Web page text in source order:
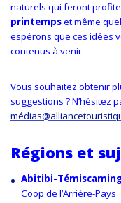
naturels qui feront
printempset même
espérons que ces idées
contenus à venir.
Vous souhaitez obtenir
suggestions ? N’hésitez
Régions et
Abitibi-
Coop de l’Arrière-Pays